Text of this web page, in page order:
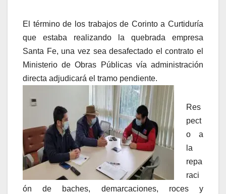
El término de los trabajos de Corinto a Curtiduría
que estaba realizando la quebrada empresa
Santa Fe, una vez sea desafectado el contrato el
Ministerio de Obras Públicas vía administración
directa adjudicará el tramo pendiente.
Res
pect
o a
la
repa
raci
ón de baches, demarcaciones, roces y